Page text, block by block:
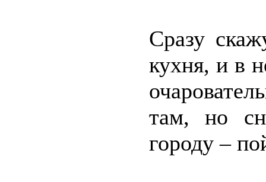
Сразу
кухня, и в
там, но
городу –